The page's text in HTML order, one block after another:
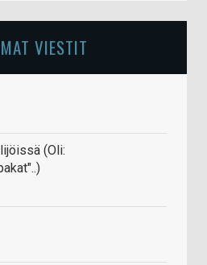
VIESTIT
(Oli: